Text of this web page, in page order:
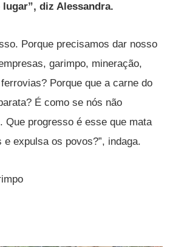
diz Alessandra.
Porque precisamos dar nosso
garimpo, mineração,
Porque que a carne do
É como se nós não
Que progresso é esse que mata
expulsa os povos?”, indaga.